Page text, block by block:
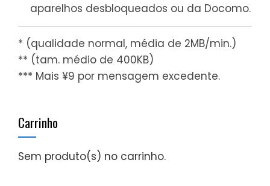
aparelhos desbloqueados ou da Docomo.
* (qualidade normal, média de 2MB/min.)
** (tam. médio de 400KB)
*** Mais ¥9 por mensagem excedente.
Carrinho
Sem produto(s) no carrinho.